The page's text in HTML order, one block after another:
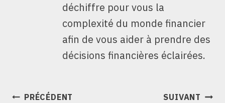
déchiffre pour vous la
complexité du monde financier
afin de vous aider à prendre des
décisions financières éclairées.
NAVIGATION
PRÉCÉDENT SUIVANT